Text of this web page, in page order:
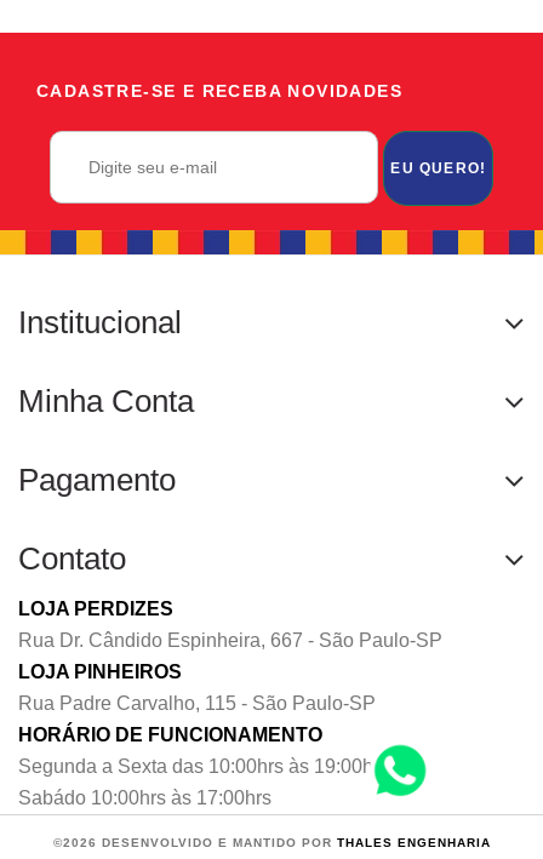
CADASTRE-SE E RECEBA NOVIDADES
EU QUERO!
Institucional
Minha Conta
Pagamento
Contato
LOJA PERDIZES
Rua Dr. Cândido Espinheira, 667 - São Paulo-SP
LOJA PINHEIROS
Rua Padre Carvalho, 115 - São Paulo-SP
HORÁRIO DE FUNCIONAMENTO
Segunda a Sexta das 10:00hrs às 19:00hrs
Sabádo 10:00hrs às 17:00hrs
©2026 DESENVOLVIDO E MANTIDO POR THALES ENGENHARIA